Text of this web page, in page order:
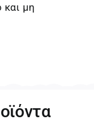
και μη